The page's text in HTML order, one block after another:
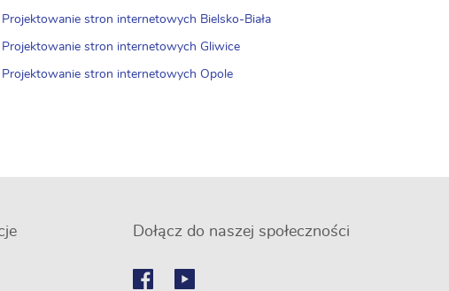
Projektowanie stron internetowych Bielsko-Biała
Projektowanie stron internetowych Gliwice
Projektowanie stron internetowych Opole
Dołącz do naszej społeczności